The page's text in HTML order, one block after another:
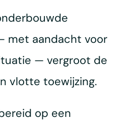
met aandacht voor
— vergroot de
vlotte toewijzing.
op een